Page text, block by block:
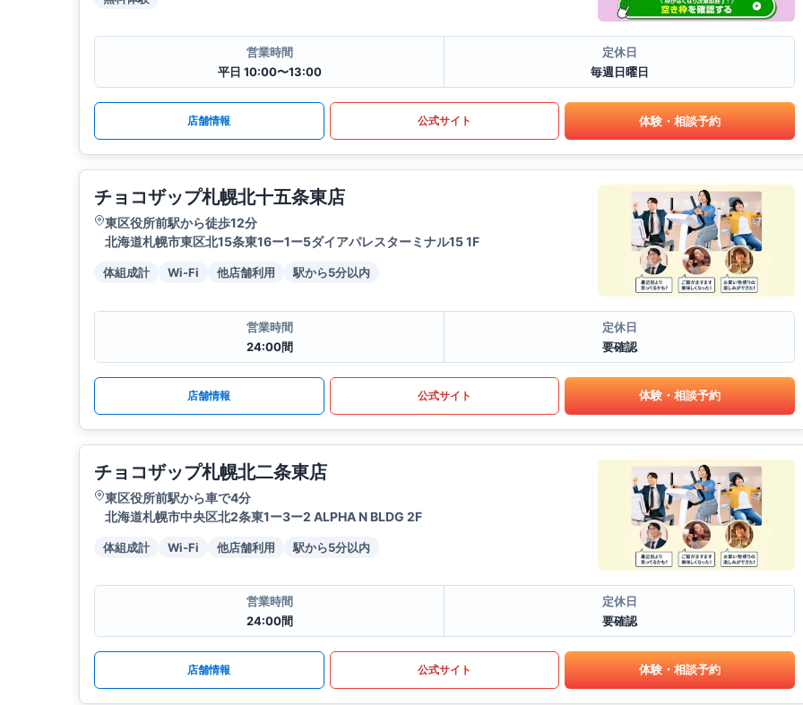
営業時間
平日 10:00〜13:00
定休日
毎週日曜日
店舗情報 公式サイト 体験・相談予約
チョコザップ札幌北十五条東店
東区役所前駅から徒歩12分
北海道札幌市東区北15条東16ー1ー5ダイアパレスターミナル15 1F
体組成計 Wi-Fi 他店舗利用 駅から5分以内
営業時間
24:00間
定休日
要確認
店舗情報 公式サイト 体験・相談予約
チョコザップ札幌北二条東店
東区役所前駅から車で4分
北海道札幌市中央区北2条東1ー3ー2 ALPHA N BLDG 2F
体組成計 Wi-Fi 他店舗利用 駅から5分以内
営業時間
24:00間
定休日
要確認
店舗情報 公式サイト 体験・相談予約